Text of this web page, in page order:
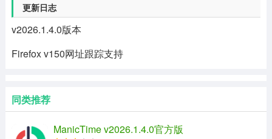
更新日志
v2026.1.4.0版本
Firefox v150网址跟踪支持
同类推荐
ManicTime v2026.1.4.0官方版